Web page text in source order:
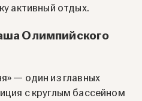
активный отдых.
Олимпийского
— один из главных
с круглым бассейном